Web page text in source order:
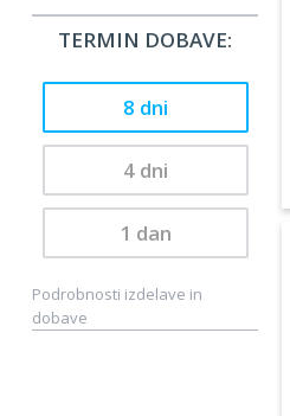
TERMIN DOBAVE:
8 dni
4 dni
1 dan
Podrobnosti izdelave in
dobave